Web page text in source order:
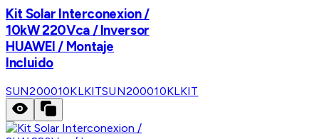
Kit Solar Interconexion /
10kW 220Vca / Inversor
HUAWEI / Montaje
Incluido
SUN200010KLKITSUN200010KLKIT